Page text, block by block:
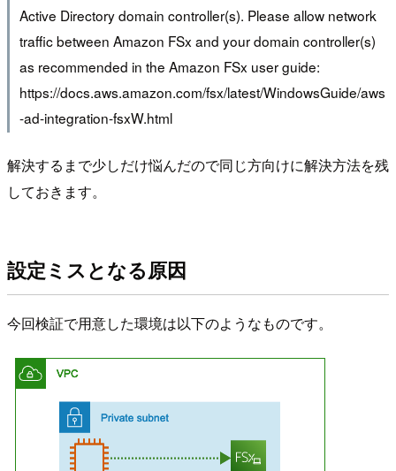
Active Directory domain controller(s). Please allow network
traffic between Amazon FSx and your domain controller(s)
as recommended in the Amazon FSx user guide:
https://docs.aws.amazon.com/fsx/latest/WindowsGuide/aws
-ad-integration-fsxW.html
解決するまで少しだけ悩んだので同じ方向けに解決方法を残
しておきます。
設定ミスとなる原因
今回検証で用意した環境は以下のようなものです。